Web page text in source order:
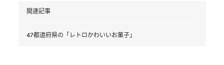
関連記事
47都道府県の「レトロかわいいお菓子」